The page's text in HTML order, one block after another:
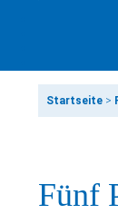
Startseite >
Fünf